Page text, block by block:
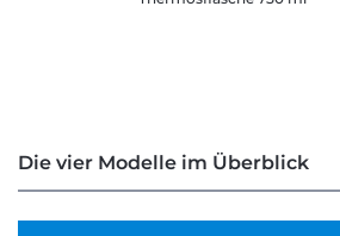
Die vier Modelle im Überblick